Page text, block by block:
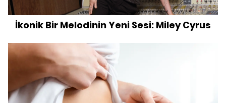
İkonik Bir Melodinin Yeni Sesi: Miley Cyrus